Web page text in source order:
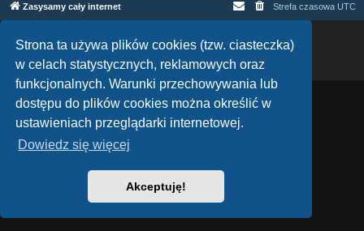
Strona ta używa plików cookies (tzw. ciasteczka)
w celach statystycznych, reklamowych oraz
funkcjonalnych. Warunki przechowywania lub
dostępu do plików cookies można określić w
ustawieniach przeglądarki internetowej.
Dowiedz się więcej
Akceptuję!
Zasysamy cały internet Strefa czasowa UTC
Polski pakiet językowy dostarcza phpBB.pl
Zasady ochrony danych osobowych|Regulamin